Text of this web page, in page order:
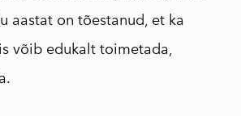
aastat on tõestanud, et ka
võib edukalt toimetada,
⠀